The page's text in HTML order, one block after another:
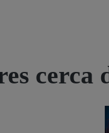
cerca